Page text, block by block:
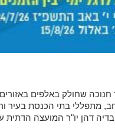
חנוכה שחולק באלפים
מתפללי בתי הכנסת בעיר
דהן יו"ר המועצה הדתית